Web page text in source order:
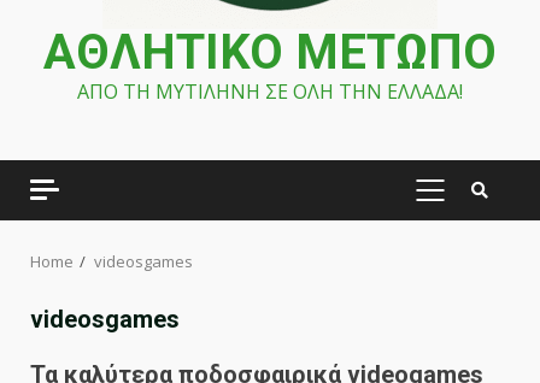
ΑΘΛΗΤΙΚΟ ΜΕΤΩΠΟ
ΑΠΟ ΤΗ ΜΥΤΙΛΗΝΗ ΣΕ ΟΛΗ ΤΗΝ ΕΛΛΑΔΑ!
PRIMARY
Home videosgames
videosgames
Τα καλύτερα ποδοσφαιρικά videogames